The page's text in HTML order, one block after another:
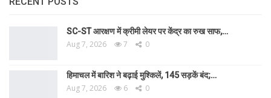
SC-ST आरक्षण में क्रीमी लेयर पर केंद्र का रुख साफ,…
Aug 7, 2026 7 0
हिमाचल में बारिश ने बढ़ाई मुश्किलें, 145 सड़कें बंद;…
Aug 7, 2026 6 0